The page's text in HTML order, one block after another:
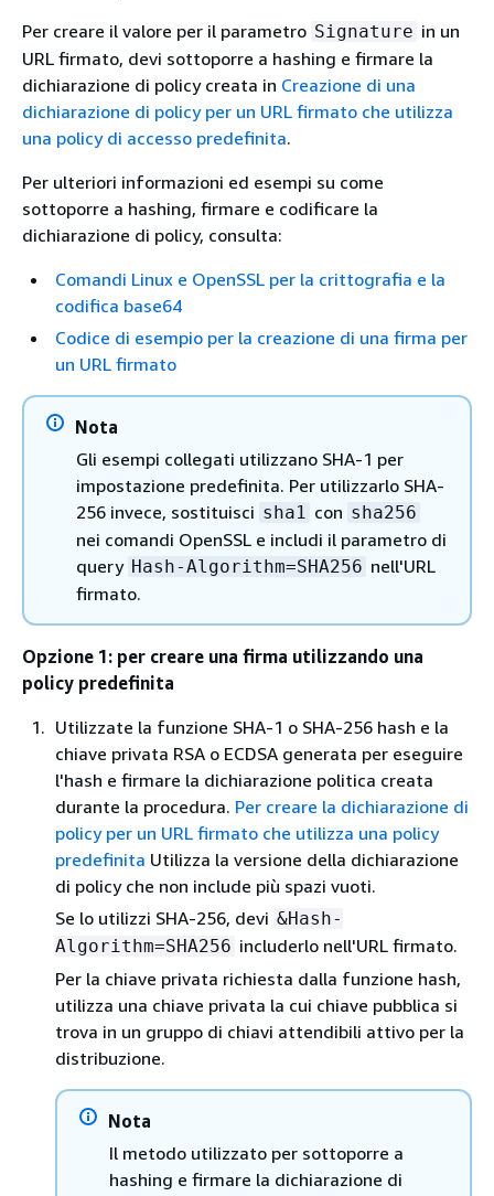
Per creare il valore per il parametro Signature in un
URL firmato, devi sottoporre a hashing e firmare la
dichiarazione di policy creata in Creazione di una
dichiarazione di policy per un URL firmato che utilizza
una policy di accesso predefinita.
Per ulteriori informazioni ed esempi su come
sottoporre a hashing, firmare e codificare la
dichiarazione di policy, consulta:
Comandi Linux e OpenSSL per la crittografia e la
codifica base64
Codice di esempio per la creazione di una firma per
un URL firmato
Nota
Gli esempi collegati utilizzano SHA-1 per
impostazione predefinita. Per utilizzarlo SHA-
256 invece, sostituisci sha1 con sha256
nei comandi OpenSSL e includi il parametro di
query Hash-Algorithm=SHA256 nell'URL
firmato.
Opzione 1: per creare una firma utilizzando una
policy predefinita
Utilizzate la funzione SHA-1 o SHA-256 hash e la
chiave privata RSA o ECDSA generata per eseguire
l'hash e firmare la dichiarazione politica creata
durante la procedura. Per creare la dichiarazione di
policy per un URL firmato che utilizza una policy
predefinita Utilizza la versione della dichiarazione
di policy che non include più spazi vuoti.
Se lo utilizzi SHA-256, devi &Hash-
Algorithm=SHA256 includerlo nell'URL firmato.
Per la chiave privata richiesta dalla funzione hash,
utilizza una chiave privata la cui chiave pubblica si
trova in un gruppo di chiavi attendibili attivo per la
distribuzione.
Nota
Il metodo utilizzato per sottoporre a
hashing e firmare la dichiarazione di